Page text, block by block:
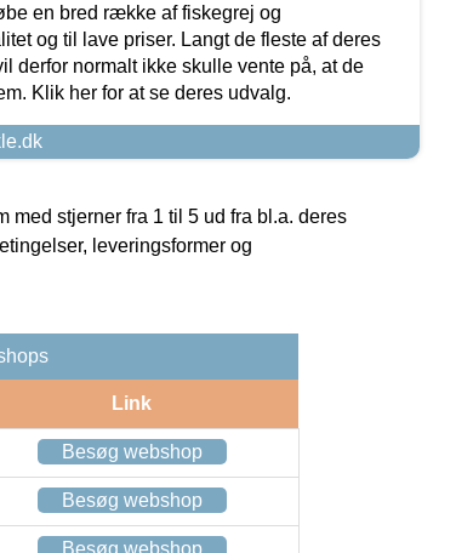
en bred række af fiskegrej og
og til lave priser. Langt de fleste af deres
derfor normalt ikke skulle vente på, at de
Klik her for at se deres udvalg.
stjerner fra 1 til 5 ud fra bl.a. deres
leveringsformer og
Link
Besøg webshop
Besøg webshop
Besøg webshop